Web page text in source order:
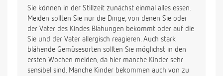
Sie können in der Stillzeit zunächst einmal alles essen.
Meiden sollten Sie nur die Dinge, von denen Sie oder
der Vater des Kindes Blähungen bekommt oder auf die
Sie und der Vater allergisch reagieren. Auch stark
blähende Gemüsesorten sollten Sie möglichst in den
ersten Wochen meiden, da hier manche Kinder sehr
sensibel sind. Manche Kinder bekommen auch von zu